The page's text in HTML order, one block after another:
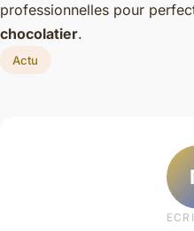
professionnelles pour
chocolatier.
Actu